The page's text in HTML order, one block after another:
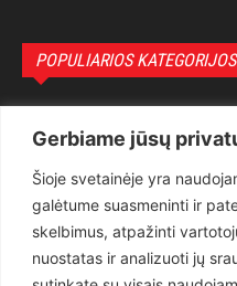
Gerbiame jūsų
Šioje svetainėje yra
galėtume suasmeninti ir
skelbimus, atpažinti
nuostatas ir analizuoti jų
POPULIARIOS KATEGORIJOS
Teisėsauga
Aktualu
Lietuva